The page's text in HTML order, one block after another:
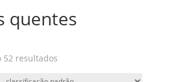
quentes
52 resultados